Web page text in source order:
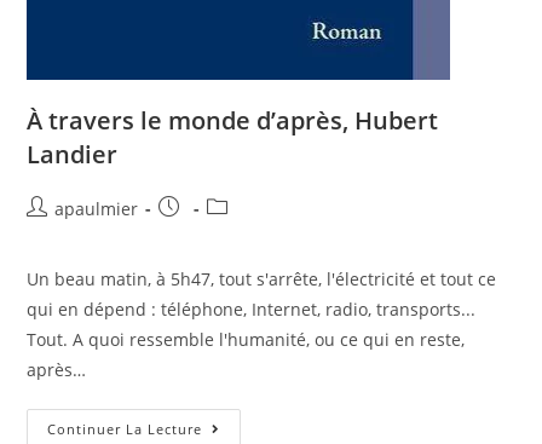
À travers le monde d’après, Hubert
Landier
apaulmier
Un beau matin, à 5h47, tout s'arrête, l'électricité et tout ce
qui en dépend : téléphone, Internet, radio, transports...
Tout. A quoi ressemble l'humanité, ou ce qui en reste,
après…
Continuer La Lecture